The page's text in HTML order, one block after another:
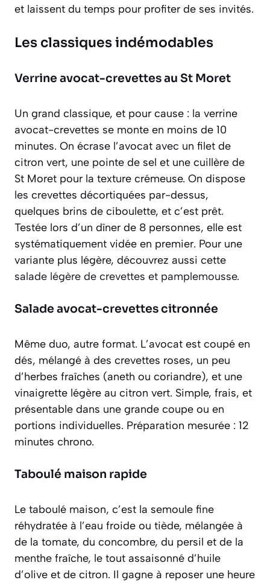
et laissent du temps pour profiter de ses invités.
Les classiques indémodables
Verrine avocat-crevettes au St Moret
Un grand classique, et pour cause : la verrine
avocat-crevettes se monte en moins de 10
minutes. On écrase l’avocat avec un filet de
citron vert, une pointe de sel et une cuillère de
St Moret pour la texture crémeuse. On dispose
les crevettes décortiquées par-dessus,
quelques brins de ciboulette, et c’est prêt.
Testée lors d’un dîner de 8 personnes, elle est
systématiquement vidée en premier. Pour une
variante plus légère, découvrez aussi cette
salade légère de crevettes et pamplemousse.
Salade avocat-crevettes citronnée
Même duo, autre format. L’avocat est coupé en
dés, mélangé à des crevettes roses, un peu
d’herbes fraîches (aneth ou coriandre), et une
vinaigrette légère au citron vert. Simple, frais, et
présentable dans une grande coupe ou en
portions individuelles. Préparation mesurée : 12
minutes chrono.
Taboulé maison rapide
Le taboulé maison, c’est la semoule fine
réhydratée à l’eau froide ou tiède, mélangée à
de la tomate, du concombre, du persil et de la
menthe fraîche, le tout assaisonné d’huile
d’olive et de citron. Il gagne à reposer une heure